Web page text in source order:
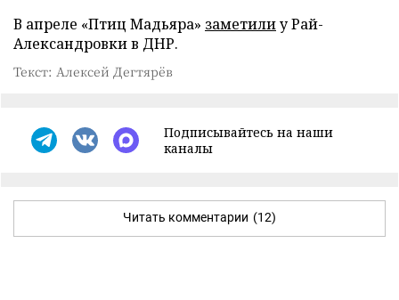
В апреле «Птиц Мадьяра» заметилиу Рай-
Александровки в ДНР.
Текст: Алексей Дегтярёв
Подписывайтесь на наши
каналы
Читать комментарии (12)